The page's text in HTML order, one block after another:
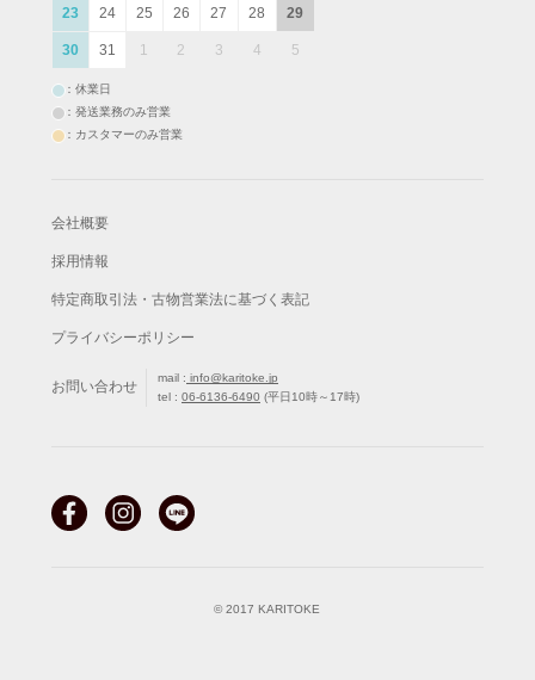
23 24 25 26 27 28 29
30 31 1 2 3 4 5
：休業日
：発送業務のみ営業
：カスタマーのみ営業
会社概要
採用情報
特定商取引法・古物営業法に基づく表記
プライバシーポリシー
お問い合わせ
mail : info@karitoke.jp
tel : 06-6136-6490 (平日10時～17時)
© 2017 KARITOKE